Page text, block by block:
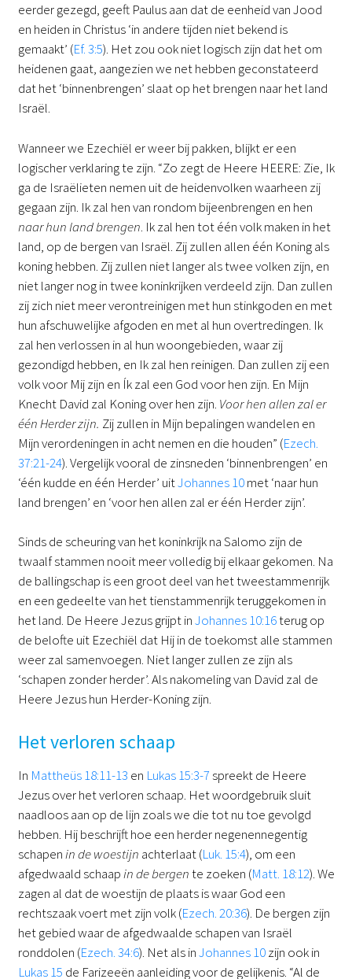
eerder gezegd, geeft Paulus aan dat de eenheid van Jood
en heiden in Christus ‘in andere tijden niet bekend is
gemaakt’ (Ef. 3:5). Het zou ook niet logisch zijn dat het om
heidenen gaat, aangezien we net hebben geconstateerd
dat het ‘binnenbrengen’ slaat op het brengen naar het land
Israël.
Wanneer we Ezechiël er weer bij pakken, blijkt er een
logischer verklaring te zijn. “Zo zegt de Heere HEERE: Zie, Ik
ga de Israëlieten nemen uit de heidenvolken waarheen zij
gegaan zijn. Ik zal hen van rondom bijeenbrengen en hen
naar hun land brengen. Ik zal hen tot één volk maken in het
land, op de bergen van Israël. Zij zullen allen één Koning als
koning hebben. Zij zullen niet langer als twee volken zijn, en
niet langer nog in twee koninkrijken verdeeld zijn. Dan zullen
zij zich niet meer verontreinigen met hun stinkgoden en met
hun afschuwelijke afgoden en met al hun overtredingen. Ik
zal hen verlossen in al hun woongebieden, waar zij
gezondigd hebben, en Ik zal hen reinigen. Dan zullen zij een
volk voor Mij zijn en Ík zal een God voor hen zijn. En Mijn
Knecht David zal Koning over hen zijn. Voor hen allen zal er
één Herder zijn. Zij zullen in Mijn bepalingen wandelen en
Mijn verordeningen in acht nemen en die houden” (Ezech.
37:21-24). Vergelijk vooral de zinsneden ‘binnenbrengen’ en
‘één kudde en één Herder’ uitJohannes 10met ‘naar hun
land brengen’ en ‘voor hen allen zal er één Herder zijn’.
Sinds de scheuring van het koninkrijk na Salomo zijn de
twaalf stammen nooit meer volledig bij elkaar gekomen. Na
de ballingschap is een groot deel van het tweestammenrijk
en een gedeelte van het tienstammenrijk teruggekomen in
het land. De Heere Jezus grijpt inJohannes 10:16terug op
de belofte uit Ezechiël dat Hij in de toekomst alle stammen
weer zal samenvoegen. Niet langer zullen ze zijn als
‘schapen zonder herder’. Als nakomeling van David zal de
Heere Jezus hun Herder-Koning zijn.
Het verloren schaap
In Mattheüs 18:11-13 en Lukas 15:3-7spreekt de Heere
Jezus over het verloren schaap. Het woordgebruik sluit
naadloos aan op de lijn zoals we die tot nu toe gevolgd
hebben. Hij beschrijft hoe een herder negenennegentig
schapenin de woestijn achterlaat (Luk. 15:4), om een
afgedwaald schaapin de bergente zoeken (Matt. 18:12). We
zagen al dat de woestijn de plaats is waar God een
rechtszaak voert met zijn volk (Ezech. 20:36). De bergen zijn
het gebied waar de afgedwaalde schapen van Israël
ronddolen (Ezech. 34:6). Net als inJohannes 10zijn ook in
Lukas 15 de Farizeeën aanleiding voor de gelijkenis. “Al de